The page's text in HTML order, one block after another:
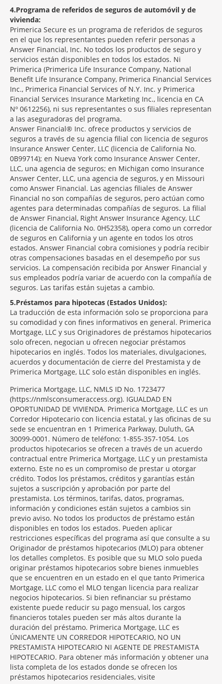
4 Programa de referidos de seguros de automóvil y de
vivienda:
Primerica Secure es un programa de referidos de seguros
en el que los representantes pueden referir personas a
Answer Financial, Inc. No todos los productos de seguro y
servicios están disponibles en todos los estados. Ni
Primerica (Primerica Life Insurance Company, National
Benefit Life Insurance Company, Primerica Financial Services
Inc., Primerica Financial Services of N.Y. Inc. y Primerica
Financial Services Insurance Marketing Inc., licencia en CA
Nº 0612256), ni sus representantes o sus filiales representan
a las aseguradoras del programa.
Answer Financial® Inc. ofrece productos y servicios de
seguros a través de su agencia filial con licencia de seguros
Insurance Answer Center, LLC (licencia de California No.
0B99714); en Nueva York como Insurance Answer Center,
LLC, una agencia de seguros; en Michigan como Insurance
Answer Center, LLC, una agencia de seguros, y en Missouri
como Answer Financial. Las agencias filiales de Answer
Financial no son compañías de seguros, pero actúan como
agentes para determinadas compañías de seguros. La filial
de Answer Financial, Right Answer Insurance Agency, LLC
(licencia de California No. 0H52358), opera como un corredor
de seguros en California y un agente en todos los otros
estados. Answer Financial cobra comisiones y podría recibir
otras compensaciones basadas en el desempeño por sus
servicios. La compensación recibida por Answer Financial y
sus empleados podría variar de acuerdo con la compañía de
seguros. Las tarifas están sujetas a cambio.
5 Préstamos para hipotecas (Estados Unidos):
La traducción de esta información solo se proporciona para
su comodidad y con fines informativos en general. Primerica
Mortgage, LLC y sus Originadores de préstamos hipotecarios
solo ofrecen, negocian u ofrecen negociar préstamos
hipotecarios en inglés. Todos los materiales, divulgaciones,
acuerdos y documentación de cierre del Prestamista y de
Primerica Mortgage, LLC solo están disponibles en inglés.
Primerica Mortgage, LLC, NMLS ID No. 1723477
(https://nmlsconsumeraccess.org). IGUALDAD EN
OPORTUNIDAD DE VIVIENDA. Primerica Mortgage, LLC es un
Corredor Hipotecario con licencia estatal, y las oficinas de su
sede se encuentran en 1 Primerica Parkway, Duluth, GA
30099-0001. Número de teléfono: 1-855-357-1054. Los
productos hipotecarios se ofrecen a través de un acuerdo
contractual entre Primerica Mortgage, LLC y un prestamista
externo. Este no es un compromiso de prestar u otorgar
crédito. Todos los préstamos, créditos y garantías están
sujetos a suscripción y aprobación por parte del
prestamista. Los términos, tarifas, datos, programas,
información y condiciones están sujetos a cambios sin
previo aviso. No todos los productos de préstamo están
disponibles en todos los estados. Pueden aplicar
restricciones específicas del programa así que consulte a su
Originador de préstamos hipotecarios (MLO) para obtener
los detalles completos. Es posible que su MLO solo pueda
originar préstamos hipotecarios sobre bienes inmuebles
que se encuentren en un estado en el que tanto Primerica
Mortgage, LLC como el MLO tengan licencia para realizar
negocios hipotecarios. Si bien refinanciar su préstamo
existente puede reducir su pago mensual, los cargos
financieros totales pueden ser más altos durante la
duración del préstamo. Primerica Mortgage, LLC es
ÚNICAMENTE UN CORREDOR HIPOTECARIO, NO UN
PRESTAMISTA HIPOTECARIO NI AGENTE DE PRESTAMISTA
HIPOTECARIO. Para obtener más información y obtener una
lista completa de los estados donde se ofrecen los
préstamos hipotecarios residenciales, visite